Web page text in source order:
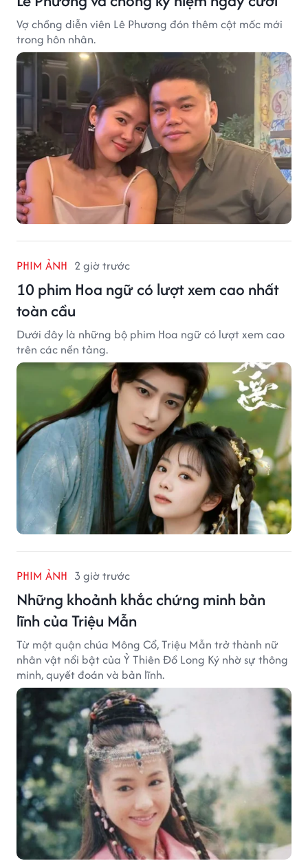
Vợ chồng diễn viên Lê Phương đón thêm cột mốc mới
trong hôn nhân.
PHIM ẢNH 2 giờ trước
10 phim Hoa ngữ có lượt xem cao nhất
toàn cầu
Dưới đây là những bộ phim Hoa ngữ có lượt xem cao
trên các nền tảng.
PHIM ẢNH 3 giờ trước
Những khoảnh khắc chứng minh bản
lĩnh của Triệu Mẫn
Từ một quận chúa Mông Cổ, Triệu Mẫn trở thành nữ
nhân vật nổi bật của Ỷ Thiên Đồ Long Ký nhờ sự thông
minh, quyết đoán và bản lĩnh.